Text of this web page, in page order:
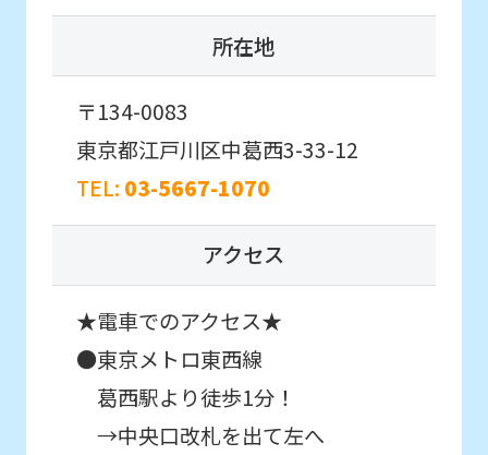
所在地
〒134-0083
東京都江戸川区中葛西3-33-12
TEL: 03-5667-1070
アクセス
★電車でのアクセス★
●東京メトロ東西線
葛西駅より徒歩1分！
→中央口改札を出て左へ
link
below
translation)
to
return
to
top
page.
However,
if
通常スクールを体験したい
お子様はこちら